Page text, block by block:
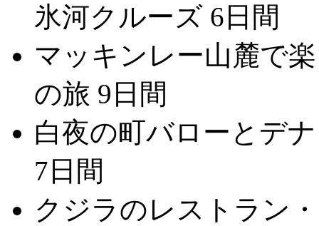
氷河クルーズ 6日間
マッキンレー山麓で
の旅 9日間
白夜の町バローとデ
7日間
クジラのレストラン